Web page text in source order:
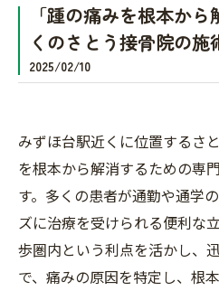
「踵の痛みを根本か
くのさとう接骨院の施
2025/02/10
みずほ台駅近くに位置するさ
を根本から解消するための専
す。多くの患者が通勤や通学
ズに治療を受けられる便利な
歩圏内という利点を活かし、
で、痛みの原因を特定し、根